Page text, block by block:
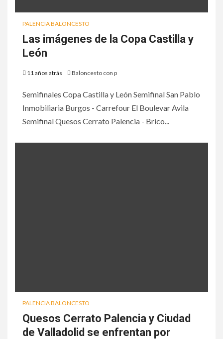
PALENCIA BALONCESTO
Las imágenes de la Copa Castilla y
León
11 años atrás Baloncesto con p
Semifinales Copa Castilla y León Semifinal San Pablo
Inmobiliaria Burgos - Carrefour El Boulevar Avila
Semifinal Quesos Cerrato Palencia - Brico...
PALENCIA BALONCESTO
Quesos Cerrato Palencia y Ciudad
de Valladolid se enfrentan por